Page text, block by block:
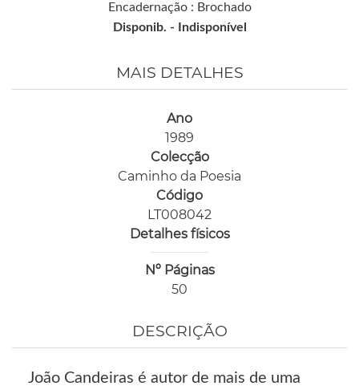
Encadernação : Brochado
Disponib. -
Indisponível
MAIS DETALHES
Ano
1989
Colecção
Caminho da Poesia
Código
LT008042
Detalhes físicos
Nº Páginas
50
DESCRIÇÃO
João Candeiras é autor de mais de uma